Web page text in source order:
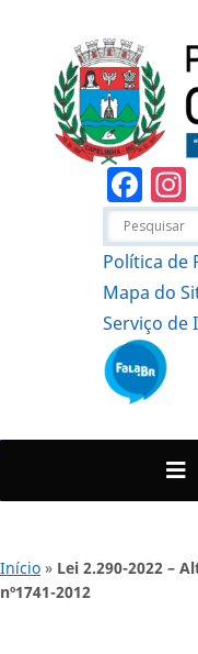
Política de
Mapa do
Serviço de
Início » Lei 2.290-2022 –
nº1741-2012